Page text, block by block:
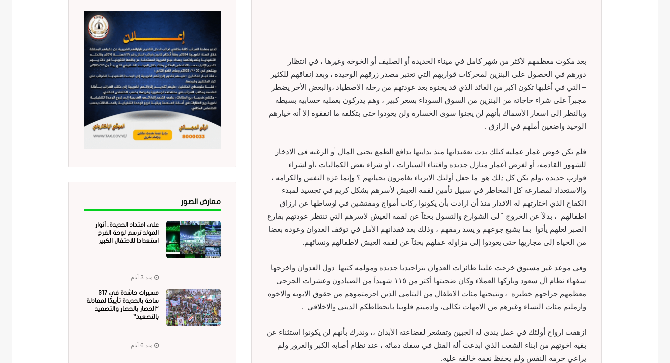
بعد مكوث معظمهم لأكثر من شهر كامل في ميناء الحديده أو الصليف أو الخوخه وغيرها ، في انتظار
دورهم في الحصول على البنزين لمحركات قواربهم التي تعتبر مصدر زرقهم الوحيده ، وبعد إنفاقهم للكثير
– التي في أغلبها تكون اكبر من العائد الذي قد يجنوه بعد عودتهم من رحله الاصطياد ،والبعض الأخر يضطر
مجبرآ على شراء حاجاته من البنزين من السوق السوداء بسعر كبير ، وهم يدركون بعمليه حسابيه بسيطه
وبالنظر إلى اسعار الأسماك بأنهم لن يجنوا سوى الخساره ولن يعودوا حتى بتكلفه ما انفقوه إلا أنه خيارهم
الوحيد واضعين أملهم في الرازق .
فلم تكن خوض غمار عمليه كتلك بدت تعقيداتها منذ بدايتها بدافع الطمع بجني المال أو الرغبه في الادخار
للشهور القادمه، أو لغرض أعمار منازل جديده واقتناء السيارات ، أو شراء بعض الكماليات ،أو لشراء
قوارب جديده ،ولم يكن كل ذلك هو ما جعل أولئك الابرياء يغامرون بحياتهم ؟ وإنما عزه النفس والكرامه ،
والاستعداد لمصارعه كل المخاطر في سبيل تأمين لقمه العيش لأسرهم بشكل كريم في تجسيد لمبدء
الكفاح الذي اختارتهم له الاقدار منذ أن ارادت بأن يكونوا ركاب أمواج ومفتشين في اوساطها عن ارزاق
اطفالهم ، بدلآ عن الخروج ٱلى الشوارع والتسول بحثآ عن لقمه العيش لاسرهم التي تنتظر عودتهم بفارغ
الصبر لعلهم يأتوا بما يشبع جوعهم و يسد رمقهم ، وذلك بعد فقدانهم الأمل في توقف العدوان وعوده بعضا
من الحياه إلى مجاريها حتى يعودوا إلى مزاوله عملهم بحثآ عن لقمه العيش لاطفالهم ونسائهم.
وفي موعد غير مسبوق خرجت علينا طائرات العدوان بتراجيديا جديده ومؤلمه كتبها دول العدوان واخرجها
سفهاء نظام أل سعود وباركها العملاء وكان ضحيتها أكثر من ١١٥ شهيدآ من الصيادون وعشرات الجرحى
معظمهم جراحهم خطيره ، ونتيجتها مئات الاطفال من اليتامى الذين احرمتموهم من حقوق الابوبه والاخوه
وارملتم مئات النساء وغيرهم من الامهات ثكالى، وادميتم قلوبنا بانحطاطكم الديني والاخلاقي .
ازهقت ارواح أولئك في عمل يندى له الجبين وتقشعر لفضاعته الأبدان ،، وندرك بأنهم لن يكونوا استثناء عن
بقيه اخوتهم من ابناء الشعب الذي ابدعت أله القتل في سفك دمائه ، عند نظام أصابه الكبر والغرور ولم
يراعي حرمه النفس ولم يحفظ نعمه خالقه عليه.
معارض الصور
على امتداد الحديدة.. أنوار
المولد ترسم لوحة الفرح
استعدادا للاحتفال الكبير
منذ 3 أيام
مسيرات حاشدة في 317
ساحة بالحديدة تأييدًا لمعادلة
“الحصار بالحصار والتصعيد
بالتصعيد”
منذ 6 أيام